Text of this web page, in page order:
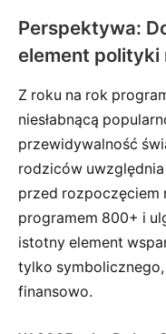
Perspektywa:
element polityki
Z roku na rok
niesłabnącą
przewidywalność
rodziców
przed rozpoczęciem
programem 800+ i
istotny element
tylko
finansowo.